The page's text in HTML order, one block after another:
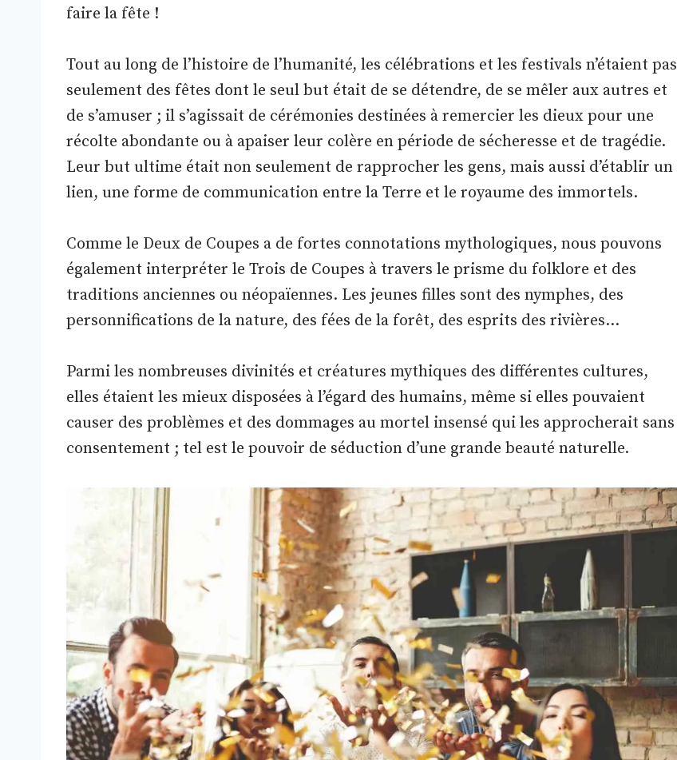
faire la fête !
Tout au long de l’histoire de l’humanité, les célébrations et les festivals n’étaient pas
seulement des fêtes dont le seul but était de se détendre, de se mêler aux autres et
de s’amuser ; il s’agissait de cérémonies destinées à remercier les dieux pour une
récolte abondante ou à apaiser leur colère en période de sécheresse et de tragédie.
Leur but ultime était non seulement de rapprocher les gens, mais aussi d’établir un
lien, une forme de communication entre la Terre et le royaume des immortels.
Comme le Deux de Coupes a de fortes connotations mythologiques, nous pouvons
également interpréter le Trois de Coupes à travers le prisme du folklore et des
traditions anciennes ou néopaïennes. Les jeunes filles sont des nymphes, des
personnifications de la nature, des fées de la forêt, des esprits des rivières…
Parmi les nombreuses divinités et créatures mythiques des différentes cultures,
elles étaient les mieux disposées à l’égard des humains, même si elles pouvaient
causer des problèmes et des dommages au mortel insensé qui les approcherait sans
consentement ; tel est le pouvoir de séduction d’une grande beauté naturelle.